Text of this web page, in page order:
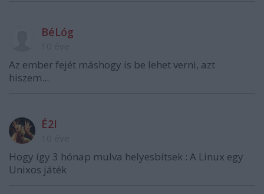
BéLóg
Az ember fejét máshogy is be lehet verni, azt
hiszem...
É2I
Hogy így 3 hónap mulva helyesbítsek : A Linux egy
Unixos játék